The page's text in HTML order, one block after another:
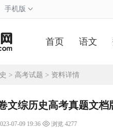
手机版
首页 语文
> 高考试题 > 资料详情
文综历史高考真题文档
07-09 19:36 浏览 4277